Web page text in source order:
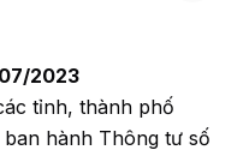
2023
tỉnh, thành phố
hành Thông tư số